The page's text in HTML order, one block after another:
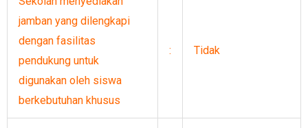
jamban yang dilengkapi
dengan fasilitas
pendukung untuk
digunakan oleh siswa
berkebutuhan khusus
: Tidak